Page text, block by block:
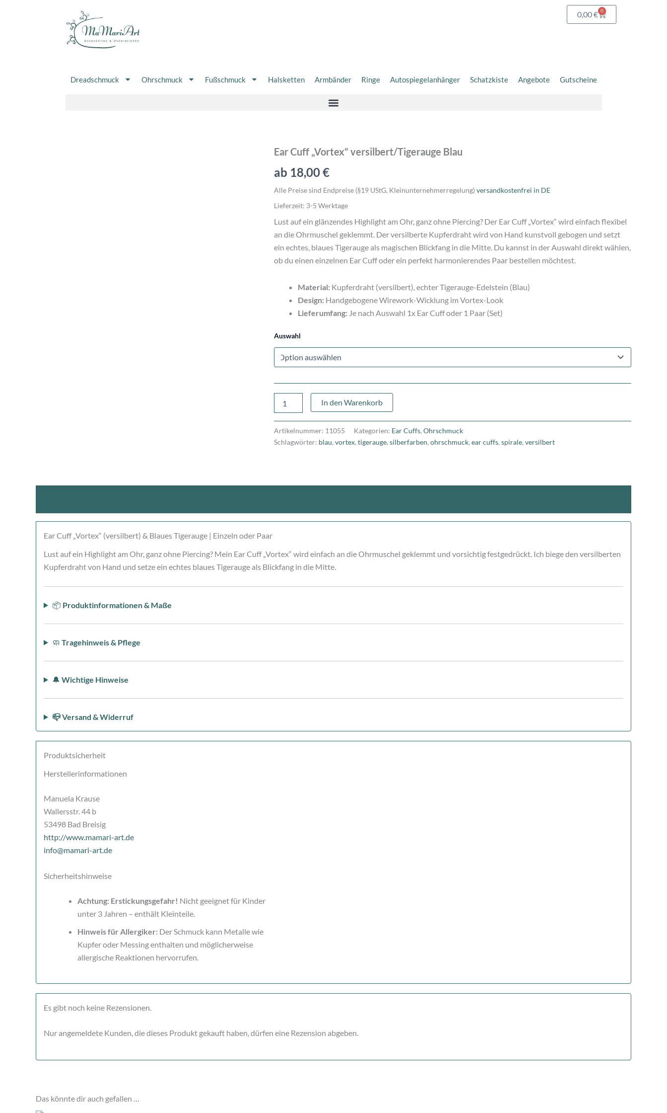
0,00€ 0
Warenkorb
Dreadschmuck Ohrschmuck Fußschmuck Halsketten Armbänder Ringe Autospiegelanhänger Schatzkiste Angebote Gutscheine
Ear Cuff „Vortex“ versilbert/Tigerauge Blau
ab 18,00€
Alle Preise sind Endpreise (§19 UStG, Kleinunternehmerregelung) versandkostenfrei in DE
Lieferzeit: 3-5 Werktage
Lust auf ein glänzendes Highlight am Ohr, ganz ohne Piercing? Der Ear Cuff „Vortex“ wird einfach flexibel
an die Ohrmuschel geklemmt. Der versilberte Kupferdraht wird von Hand kunstvoll gebogen und setzt
ein echtes, blaues Tigerauge als magischen Blickfang in die Mitte. Du kannst in der Auswahl direkt wählen,
ob du einen einzelnen Ear Cuff oder ein perfekt harmonierendes Paar bestellen möchtest.
Material: Kupferdraht (versilbert), echter Tigerauge-Edelstein (Blau)
Design: Handgebogene Wirework-Wicklung im Vortex-Look
Lieferumfang: Je nach Auswahl 1x Ear Cuff oder 1 Paar (Set)
Auswahl
Ear
„Vortex“
versilbert/Tigerauge
Blau
In den Warenkorb
Artikelnummer: 11055 Kategorien: Ear Cuffs, Ohrschmuck
Schlagwörter: blau, vortex, tigerauge, silberfarben, ohrschmuck, ear cuffs, spirale, versilbert
Ear Cuff „Vortex“ (versilbert) & Blaues Tigerauge | Einzeln oder Paar
Lust auf ein Highlight am Ohr, ganz ohne Piercing? Mein Ear Cuff „Vortex“ wird einfach an die Ohrmuschel geklemmt und vorsichtig festgedrückt. Ich biege den versilberten
Kupferdraht von Hand und setze ein echtes blaues Tigerauge als Blickfang in die Mitte.
📦 Produktinformationen & Maße
🧼 Tragehinweis & Pflege
🔔 Wichtige Hinweise
📪 Versand & Widerruf
Produktsicherheit
Herstellerinformationen
Manuela Krause
Wallersstr. 44 b
53498 Bad Breisig
http://www.mamari-art.de
info@mamari-art.de
Sicherheitshinweise
Achtung: Erstickungsgefahr! Nicht geeignet für Kinder
unter 3 Jahren – enthält Kleinteile.
Hinweis für Allergiker: Der Schmuck kann Metalle wie
Kupfer oder Messing enthalten und möglicherweise
allergische Reaktionen hervorrufen.
Es gibt noch keine Rezensionen.
Nur angemeldete Kunden, die dieses Produkt gekauft haben, dürfen eine Rezension abgeben.
Das könnte dir auch gefallen …